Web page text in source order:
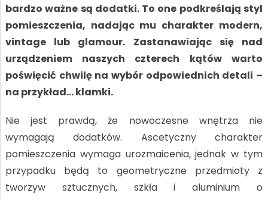
bardzo ważne są dodatki. To one podkreślają styl
pomieszczenia, nadając mu charakter modern,
vintage lub glamour. Zastanawiając się nad
urządzeniem naszych czterech kątów warto
poświęcić chwilę na wybór odpowiednich detali –
na przykład… klamki.
Nie jest prawdą, że nowoczesne wnętrza nie
wymagają dodatków. Ascetyczny charakter
pomieszczenia wymaga urozmaicenia, jednak w tym
przypadku będą to geometryczne przedmioty z
tworzyw sztucznych, szkła i aluminium o